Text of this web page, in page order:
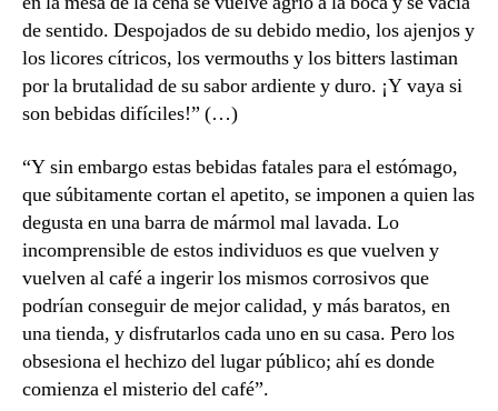
de sentido. Despojados de su debido medio, los ajenjos y
los licores cítricos, los vermouths y los bitters lastiman
por la brutalidad de su sabor ardiente y duro. ¡Y vaya si
son bebidas difíciles!” (…)
“Y sin embargo estas bebidas fatales para el estómago,
que súbitamente cortan el apetito, se imponen a quien las
degusta en una barra de mármol mal lavada. Lo
incomprensible de estos individuos es que vuelven y
vuelven al café a ingerir los mismos corrosivos que
podrían conseguir de mejor calidad, y más baratos, en
una tienda, y disfrutarlos cada uno en su casa. Pero los
obsesiona el hechizo del lugar público; ahí es donde
comienza el misterio del café”.